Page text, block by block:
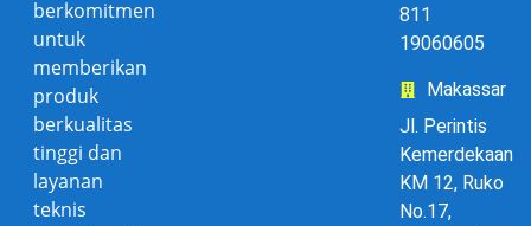
berkomitmen
untuk
memberikan
produk
berkualitas
tinggi dan
layanan
teknis
811
19060605
Makassar
Jl. Perintis
Kemerdekaan
KM 12, Ruko
No.17,